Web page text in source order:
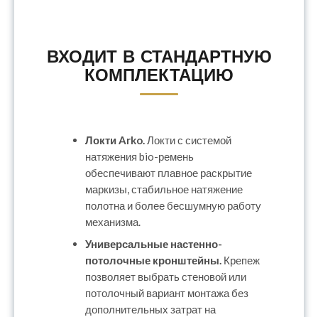
ВХОДИТ В СТАНДАРТНУЮ
КОМПЛЕКТАЦИЮ
Локти Arko.Локти с системой
натяжения bio-ремень
обеспечивают плавное раскрытие
маркизы, стабильное натяжение
полотна и более бесшумную работу
механизма.
Универсальные настенно-
потолочные кронштейны. Крепеж
позволяет выбрать стеновой или
потолочный вариант монтажа без
дополнительных затрат на